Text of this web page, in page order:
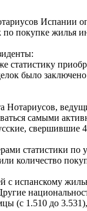
Испании
по покупке жилья
статистику
было
Нотариусов,
самыми
свершившие
статистики по
количество
с испанскому
(с 1.510 до